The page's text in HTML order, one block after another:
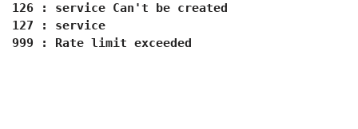
126 : service Can't be created
127 : service
999 : Rate limit exceeded